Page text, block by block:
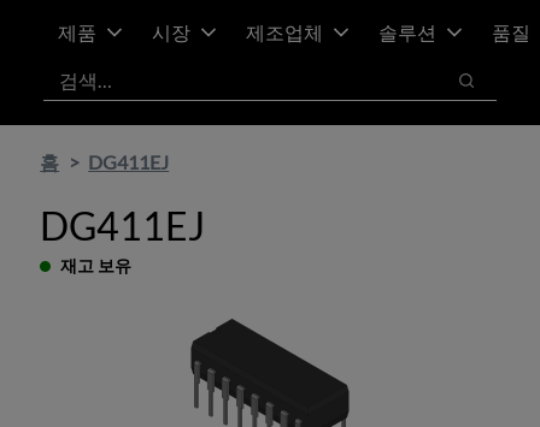
제품 시장 제조업체 솔루션
품질
검색
검색
홈 DG411EJ
DG411EJ
재고 보유